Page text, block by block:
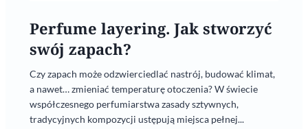
Perfume layering. Jak stworzyć
swój zapach?
Czy zapach może odzwierciedlać nastrój, budować klimat,
a nawet… zmieniać temperaturę otoczenia? W świecie
współczesnego perfumiarstwa zasady sztywnych,
tradycyjnych kompozycji ustępują miejsca pełnej...